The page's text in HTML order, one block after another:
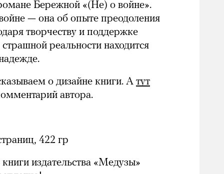
Бережной «(Не) о войне».
— она об опыте преодоления
творчеству и поддержке
реальности находится
о дизайне книги. А тут
автора.
422 гр
издательства «Медузы»